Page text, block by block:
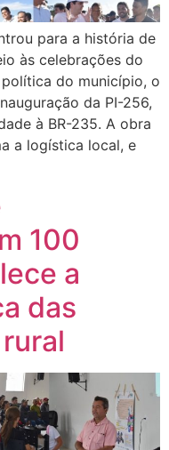
para a história de
às celebrações do
do município, o
da PI-256,
à BR-235. A obra
a logística local, e
100
a
das